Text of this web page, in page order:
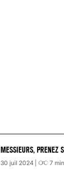
MESSIEURS, PRENEZ
30 juil 2024 7